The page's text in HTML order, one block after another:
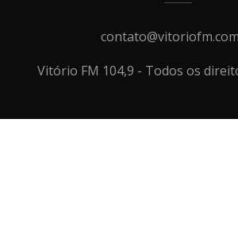
Vitório FM 104,9 - Todos os